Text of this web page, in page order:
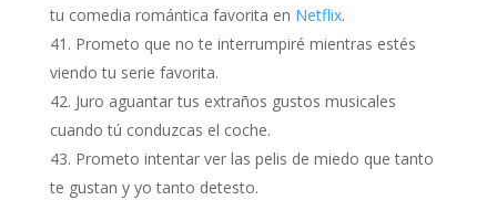
tu comedia romántica favorita en Netflix.
Prometo que no te interrumpiré mientras estés
viendo tu serie favorita.
Juro aguantar tus extraños gustos musicales
cuando tú conduzcas el coche.
Prometo intentar ver las pelis de miedo que tanto
te gustan y yo tanto detesto.